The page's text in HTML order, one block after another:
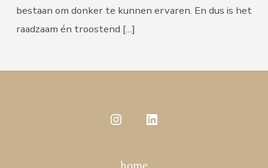
bestaan om donker te kunnen ervaren. En dus is het
raadzaam én troostend […]
Open
in
Open